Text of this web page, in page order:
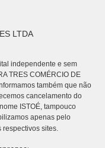
LTDA
independente e sem
TRES COMÉRCIO DE
também que não
cancelamento do
ISTOÉ, tampouco
apenas pelo
respectivos sites.